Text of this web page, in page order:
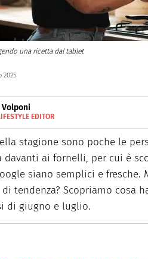
una ricetta dal tablet
2025
Volponi
EDITOR
città delle 100 torri, è laureata in
scrive di lifestyle, food e green dal
stagione sono poche le
davanti ai fornelli, per cui è
siano semplici e fresche.
di tendenza? Scopriamo cosa
di giugno e luglio.